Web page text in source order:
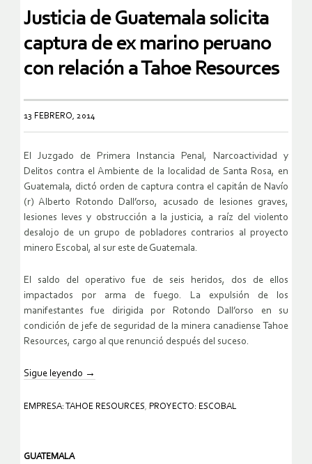
Justicia de Guatemala solicita
captura de ex marino peruano
con relación a Tahoe Resources
13 FEBRERO, 2014
El Juzgado de Primera Instancia Penal, Narcoactividad y
Delitos contra el Ambiente de la localidad de Santa Rosa, en
Guatemala, dictó orden de captura contra el capitán de Navío
(r) Alberto Rotondo Dall’orso, acusado de lesiones graves,
lesiones leves y obstrucción a la justicia, a raíz del violento
desalojo de un grupo de pobladores contrarios al proyecto
minero Escobal, al sur este de Guatemala.
El saldo del operativo fue de seis heridos, dos de ellos
impactados por arma de fuego. La expulsión de los
manifestantes fue dirigida por Rotondo Dall’orso en su
condición de jefe de seguridad de la minera canadiense Tahoe
Resources, cargo al que renunció después del suceso.
Sigue leyendo →
EMPRESA: TAHOE RESOURCES, PROYECTO: ESCOBAL
GUATEMALA